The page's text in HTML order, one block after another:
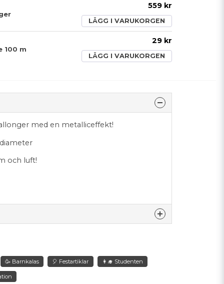
559 kr
LÄGG I VARUKORGEN
100 m
29 kr
LÄGG I VARUKORGEN
med en metalliceffekt!
och luft!
produkten...
🥳 Barnkalas 🎈 Festartiklar 👩‍🎓 Studenten